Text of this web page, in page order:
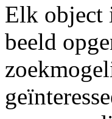
Elk object
beeld